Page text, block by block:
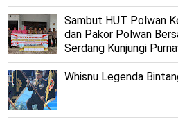
Sambut HUT Polwan
dan Pakor Polwan
Serdang Kunjungi
Whisnu Legenda